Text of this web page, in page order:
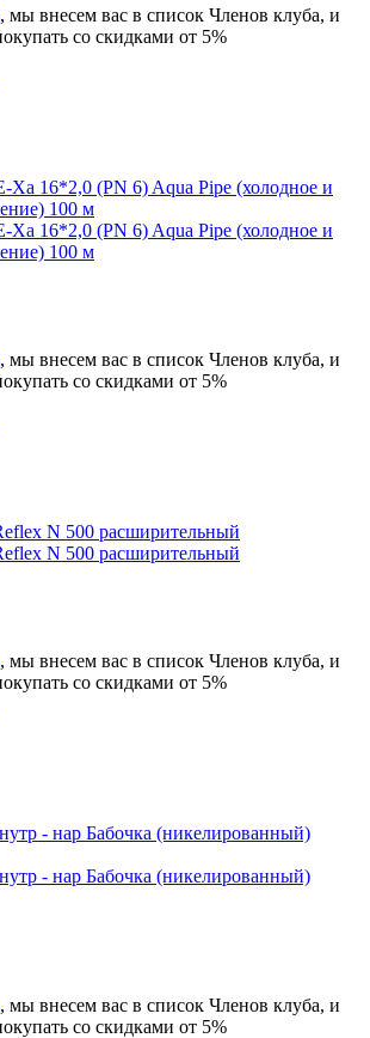
, мы внесем вас в список Членов клуба, и
со скидками от 5%
Xa 16*2,0 (PN 6) Aqua Pipe (холодное и
100 м
Xa 16*2,0 (PN 6) Aqua Pipe (холодное и
100 м
, мы внесем вас в список Членов клуба, и
со скидками от 5%
N 500 расширительный
N 500 расширительный
, мы внесем вас в список Членов клуба, и
со скидками от 5%
- нар Бабочка (никелированный)
- нар Бабочка (никелированный)
, мы внесем вас в список Членов клуба, и
со скидками от 5%